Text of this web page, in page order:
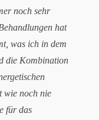
noch sehr
hat
was ich in dem
die Kombination
wie noch nie
für das